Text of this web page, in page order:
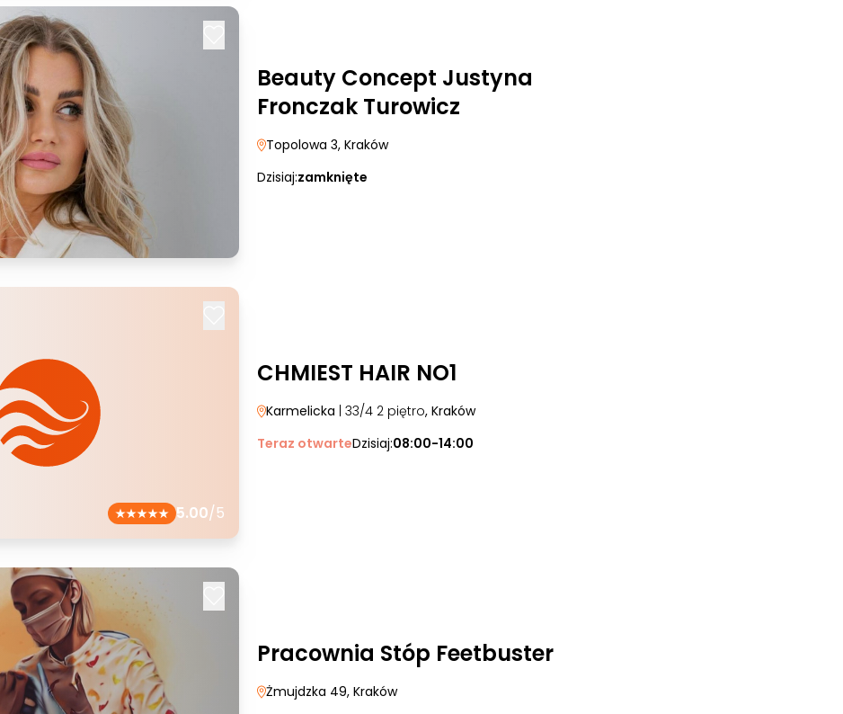
Beauty Concept Justyna
Fronczak Turowicz
Topolowa 3, Kraków
Dzisiaj:zamknięte
5.00/5
CHMIEST HAIR NO1
Karmelicka | 33/4 2 piętro, Kraków
Teraz otwarteDzisiaj:08:00-14:00
Pracownia Stóp Feetbuster
Żmujdzka 49, Kraków